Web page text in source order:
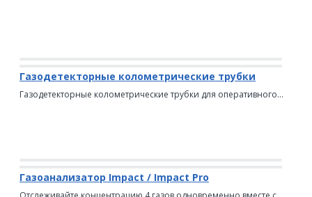
Газодетекторные колометрические трубки
Газодетекторные колометрические трубки для оперативного...
Газоанализатор Impact / Impact Pro